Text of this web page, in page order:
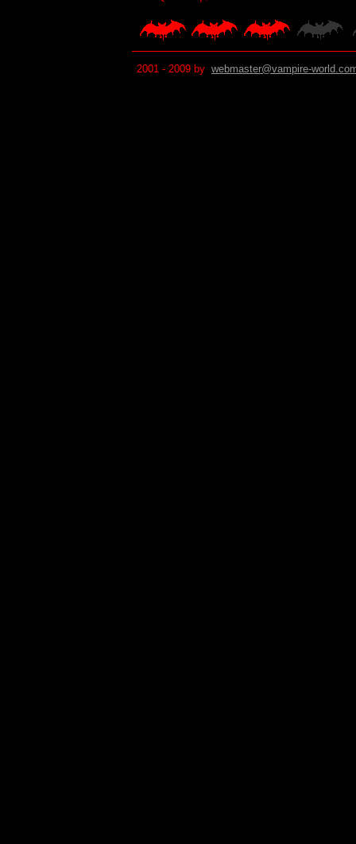
2001 - 2009 by webmaster@vampire-